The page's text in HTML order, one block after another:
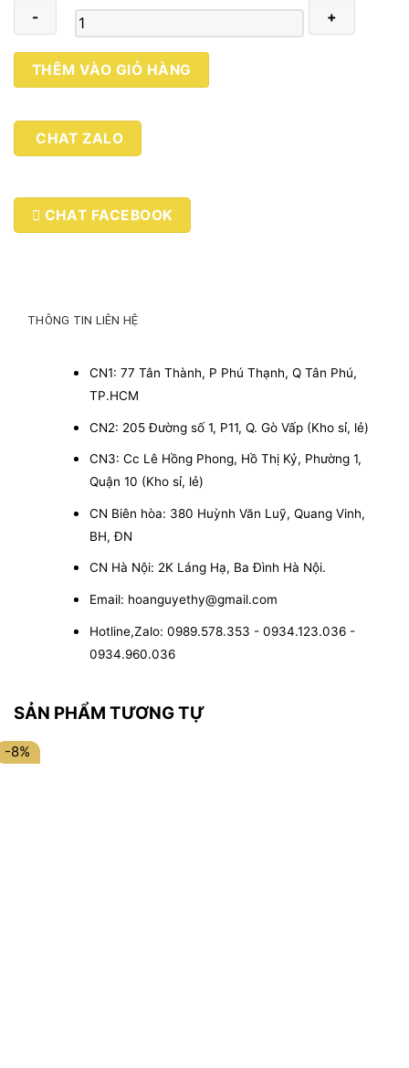
Hoa
tang
tầng
002
THÊM VÀO GIỎ HÀNG
CHAT ZALO
CHAT FACEBOOK
THÔNG TIN LIÊN HỆ
CN1: 77 Tân Thành, P Phú Thạnh, Q Tân Phú,
TP.HCM
CN2: 205 Đường số 1, P11, Q. Gò Vấp (Kho sỉ, lẻ)
CN3: Cc Lê Hồng Phong, Hồ Thị Kỷ, Phường 1,
Quận 10 (Kho sỉ, lẻ)
CN Biên hòa: 380 Huỳnh Văn Luỹ, Quang Vinh,
BH, ĐN
CN Hà Nội: 2K Láng Hạ, Ba Đình Hà Nội.
Email: hoanguyethy@gmail.com
Hotline,Zalo: 0989.578.353 - 0934.123.036 -
0934.960.036
SẢN PHẨM TƯƠNG TỰ
-8%